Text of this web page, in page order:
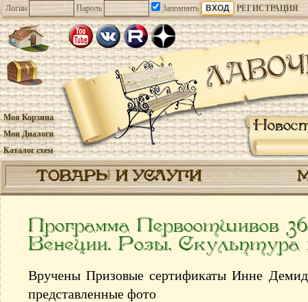
Логин Пароль Запомнить РЕГИСТРАЦИЯ
Моя Корзина
Мои Диалоги
Каталог схем
ТОВАРЫ И УСЛУГИ
Программа Первоотшивов
Венеции. Розы.
Вручены Призовые сертификаты Инне
представленные фото